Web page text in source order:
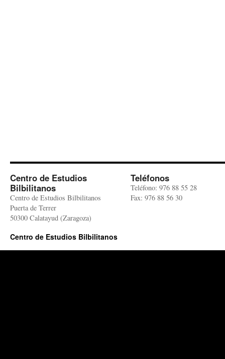
Centro de Estudios
Bilbilitanos
Centro de Estudios Bilbilitanos
Puerta de Terrer
50300 Calatayud (Zaragoza)
Teléfonos
Teléfono: 976 88 55 28
Fax: 976 88 56 30
Centro de Estudios Bilbilitanos